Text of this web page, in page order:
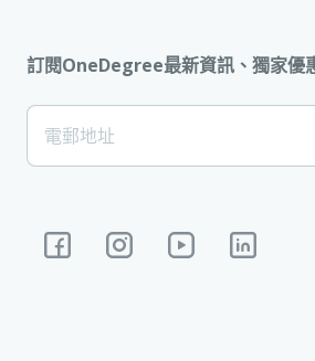
訂閱OneDegree最新資訊、獨家優
[Footer]
Subscription
電郵地址